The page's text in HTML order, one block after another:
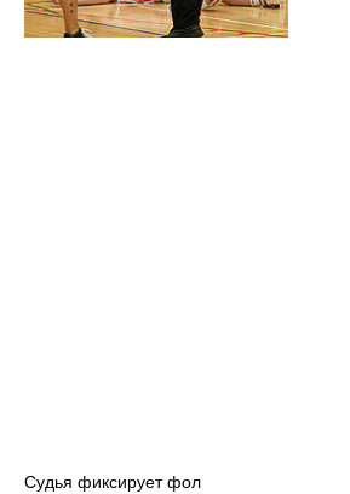
Судья фиксирует фол